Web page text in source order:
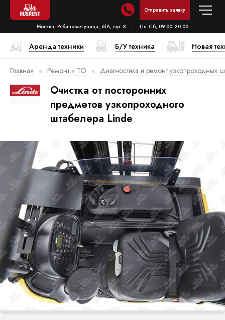
Отправить заявку
Москва, Рябиновая улица, 61А, стр. 3 Пн-Сб, 09:00-20:00
Аренда техники Б/У техника Новая
Главная Ремонт и ТО Диагностика и ремонт узкопроходных
Очистка от посторонних
предметов узкопроходного
штабелера Linde